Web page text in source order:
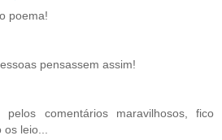
poema!
pensassem assim!
pelos comentários maravilhosos, fico
leio...